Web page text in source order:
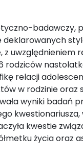
badawczy,
uwzględnieniem
rodziców
relacji
w rodzinie oraz
wyniki badań
kwestie
życia oraz